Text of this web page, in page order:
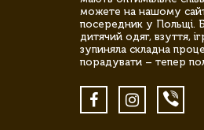
можете на нашому
посередник у Польщі.
дитячий одяг, взуття,
зупиняла складна
порадувати – тепер